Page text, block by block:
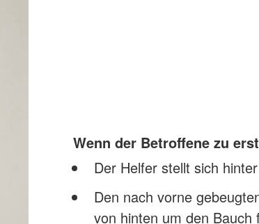
Wenn der Betroffene zu
Der Helfer stellt sich
Den nach vorne
von hinten um den Bauch